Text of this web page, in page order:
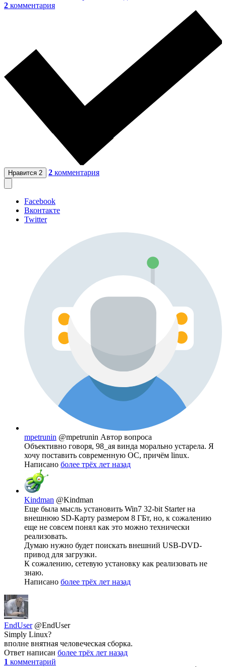
2 комментария
Нравится 2 2 комментария
Facebook
Вконтакте
Twitter
mpetrunin @mpetrunin Автор вопроса
Объективно говоря, 98_ая винда морально устарела. Я
хочу поставить современную ОС, причём linux.
Написано более трёх лет назад
Kindman @Kindman
Еще была мысль установить Win7 32-bit Starter на
внешнюю SD-Карту размером 8 ГБт, но, к сожалению
еще не совсем понял как это можно технически
реализовать.
Думаю нужно будет поискать внешний USB-DVD-
привод для загрузки.
К сожалению, сетевую установку как реализовать не
знаю.
Написано более трёх лет назад
EndUser @EndUser
Simply Linux?
вполне внятная человеческая сборка.
Ответ написан более трёх лет назад
1 комментарий